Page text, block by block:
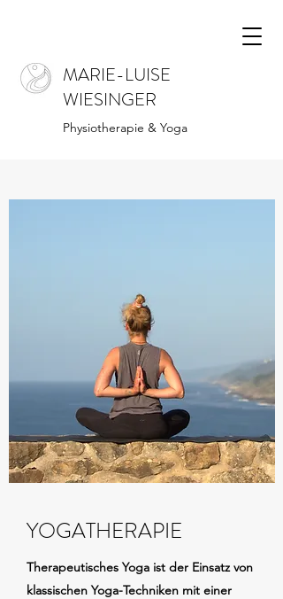
MARIE-LUISE
WIESINGER
Physiotherapie & Yoga
YOGATHERAPIE
Therapeutisches Yoga ist der Einsatz von
klassischen Yoga-Techniken mit einer